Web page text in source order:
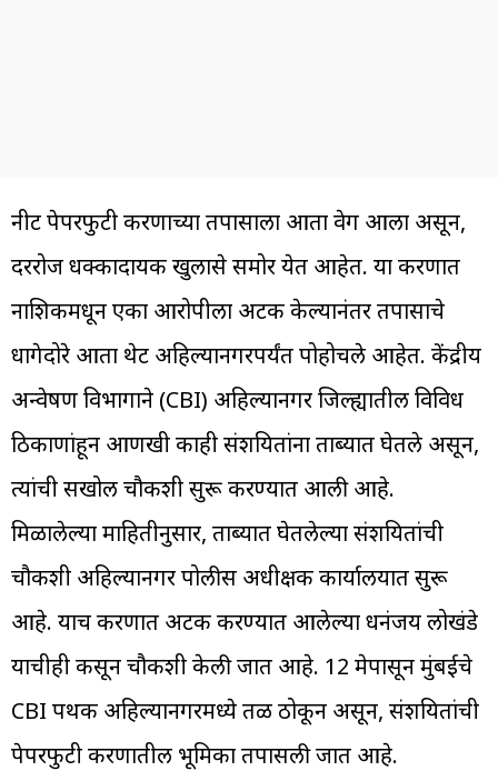
नीट पेपरफुटी प्रकरणाच्या तपासाला आता वेग आला असून,
दररोज धक्कादायक खुलासे समोर येत आहेत. या प्रकरणात
नाशिकमधून एका आरोपीला अटक केल्यानंतर तपासाचे
धागेदोरे आता थेट अहिल्यानगरपर्यंत पोहोचले आहेत. केंद्रीय
अन्वेषण विभागाने (CBI) अहिल्यानगर जिल्ह्यातील विविध
ठिकाणांहून आणखी काही संशयितांना ताब्यात घेतले असून,
त्यांची सखोल चौकशी सुरू करण्यात आली आहे.
मिळालेल्या माहितीनुसार, ताब्यात घेतलेल्या संशयितांची
चौकशी अहिल्यानगर पोलीस अधीक्षक कार्यालयात सुरू
आहे. याच प्रकरणात अटक करण्यात आलेल्या धनंजय लोखंडे
याचीही कसून चौकशी केली जात आहे. 12 मेपासून मुंबईचे
CBI पथक अहिल्यानगरमध्ये तळ ठोकून असून, संशयितांची
पेपरफुटी प्रकरणातील भूमिका तपासली जात आहे.